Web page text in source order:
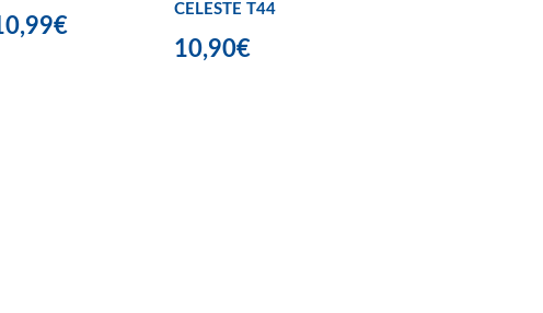
CELESTE T44
10,90€